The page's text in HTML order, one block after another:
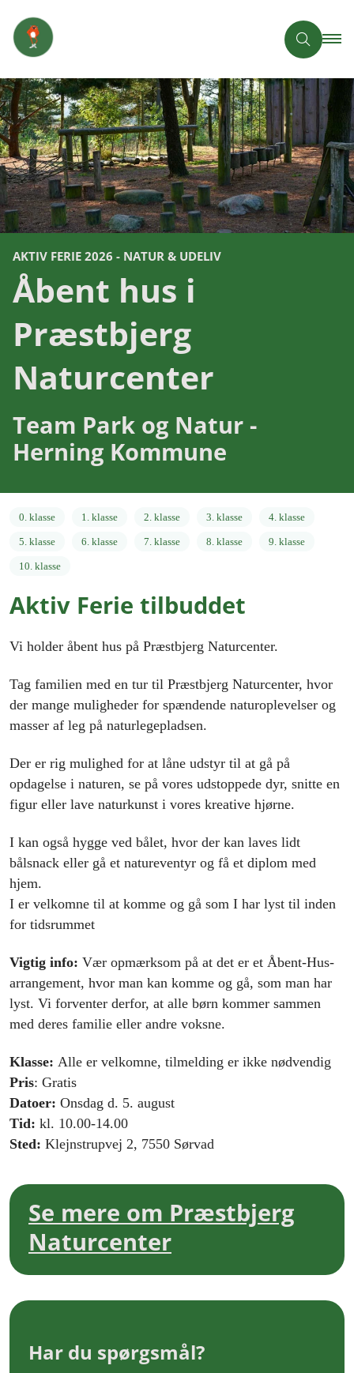
AKTIV FERIE 2026 - NATUR & UDELIV
Åbent hus i
Præstbjerg
Naturcenter
Team Park og Natur -
Herning Kommune
0. klasse 1. klasse 2. klasse 3. klasse 4. klasse
5. klasse 6. klasse 7. klasse 8. klasse 9. klasse
10. klasse
Aktiv Ferie tilbuddet
Vi holder åbent hus på Præstbjerg Naturcenter.
Tag familien med en tur til Præstbjerg Naturcenter, hvor
der mange muligheder for spændende naturoplevelser og
masser af leg på naturlegepladsen.
Der er rig mulighed for at låne udstyr til at gå på
opdagelse i naturen, se på vores udstoppede dyr, snitte en
figur eller lave naturkunst i vores kreative hjørne.
I kan også hygge ved bålet, hvor der kan laves lidt
bålsnack eller gå et natureventyr og få et diplom med
hjem.
I er velkomne til at komme og gå som I har lyst til inden
for tidsrummet
Vigtig info: Vær opmærksom på at det er et Åbent-Hus-
arrangement, hvor man kan komme og gå, som man har
lyst. Vi forventer derfor, at alle børn kommer sammen
med deres familie eller andre voksne.
Klasse: Alle er velkomne, tilmelding er ikke nødvendig
Pris: Gratis
Datoer: Onsdag d. 5. august
Tid: kl. 10.00-14.00
Sted: Klejnstrupvej 2, 7550 Sørvad
Se mere om Præstbjerg
Naturcenter
Har du spørgsmål?